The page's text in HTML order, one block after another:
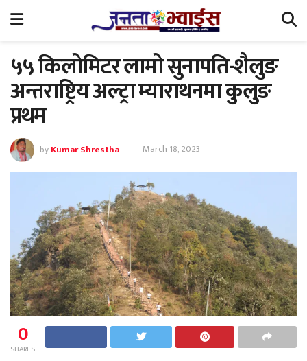
५५ किलोमिटर लामो सुनापति-शैलुङ
अन्तराष्ट्रिय अल्ट्रा म्याराथनमा कुलुङ
प्रथम
byKumar Shrestha March 18, 2023
0
SHARES